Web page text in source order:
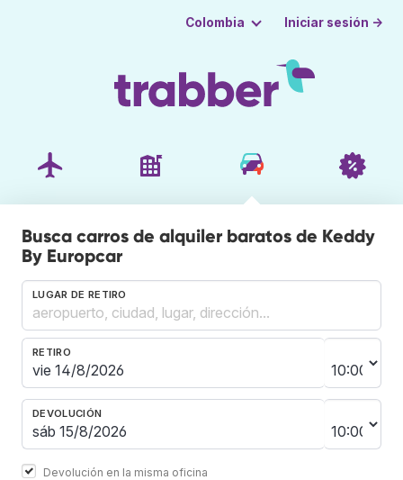
Colombia Iniciar sesión →
Busca carros de alquiler baratos de Keddy
By Europcar
LUGAR DE RETIRO
RETIRO
DEVOLUCIÓN
Devolución en la misma oficina